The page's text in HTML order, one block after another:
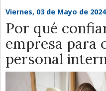
Viernes, 03 de Mayo de 2024
Por qué
empresa para
personal